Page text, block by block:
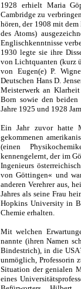
1928 erhielt Maria
Cambridge zu
hören, der 1908 mit
des Atoms)
Englischkenntnisse
1930 legte sie ihre
von Lichtquanten (kurz
von Eugen(e) P.
Deutschen Hans D.
Meisterwerk an
Born sowie den
Jahre 1925 und 1928
Ein Jahr zuvor hatte
gekommenen
(einen
kennengelernt, der im
Ingenieurs
von Göttingen« und
anderen Verehrer aus,
Jahres als seine Frau
Hopkins University in
Chemie erhalten.
Mit welchen
nannte (ihren Namen
Bindestrich), in die
unmöglich, Professorin
Situation der genialen
eines